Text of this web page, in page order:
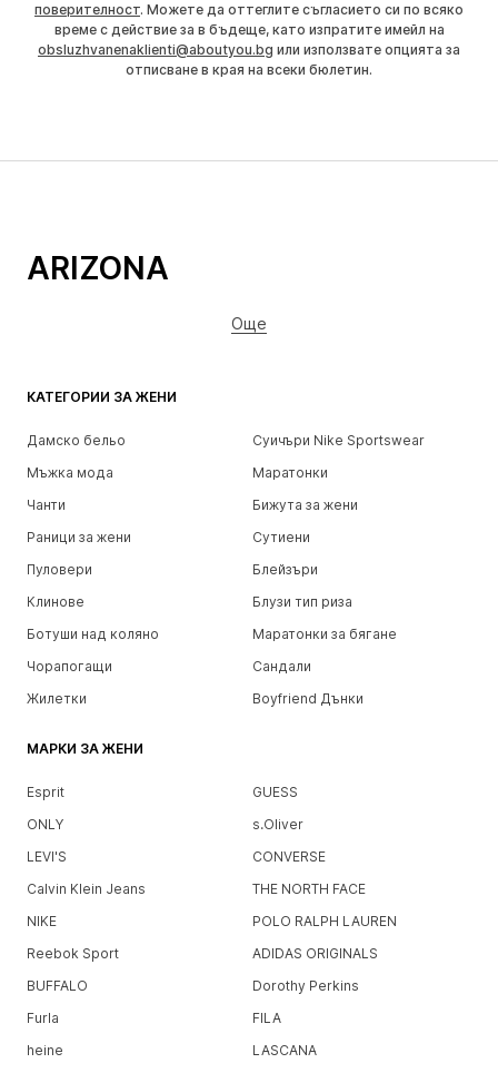
поверителност. Можете да оттеглите съгласието си по всяко
време с действие за в бъдеще, като изпратите имейл на
obsluzhvanenaklienti@aboutyou.bg или използвате опцията за
отписване в края на всеки бюлетин.
КАТЕГОРИИ ЗА ЖЕНИ
Дамско бельо
Суичъри Nike Sportswear
Мъжка мода
Маратонки
Чанти
Бижута за жени
Раници за жени
Сутиени
Пуловери
Блейзъри
Клинове
Блузи тип риза
Ботуши над коляно
Маратонки за бягане
Чорапогащи
Сандали
Жилетки
Boyfriend Дънки
МАРКИ ЗА ЖЕНИ
Esprit
GUESS
ONLY
s.Oliver
LEVI'S
CONVERSE
Calvin Klein Jeans
THE NORTH FACE
NIKE
POLO RALPH LAUREN
Reebok Sport
ADIDAS ORIGINALS
BUFFALO
Dorothy Perkins
Furla
FILA
heine
LASCANA
ARIZONA
Още